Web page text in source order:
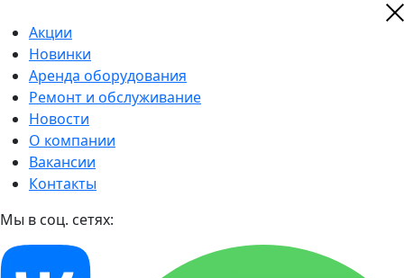
Акции
Новинки
Аренда оборудования
Ремонт и обслуживание
Новости
О компании
Вакансии
Контакты
Мы в соц. сетях: